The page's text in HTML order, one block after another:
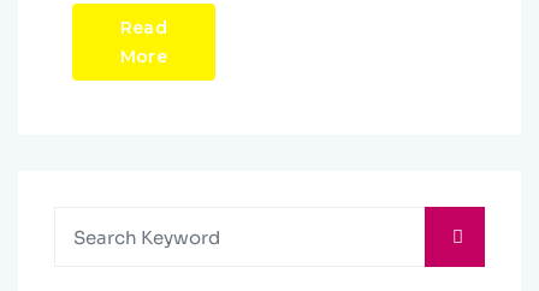
Read
More